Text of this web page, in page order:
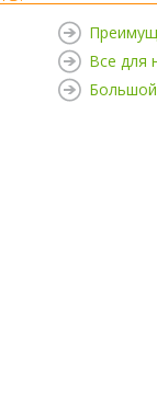
Все для
Большой